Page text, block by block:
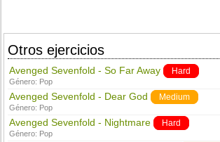
Otros ejercicios
Avenged Sevenfold - So Far Away Hard
Género: Pop
Avenged Sevenfold - Dear God Medium
Género: Pop
Avenged Sevenfold - Nightmare Hard
Género: Pop